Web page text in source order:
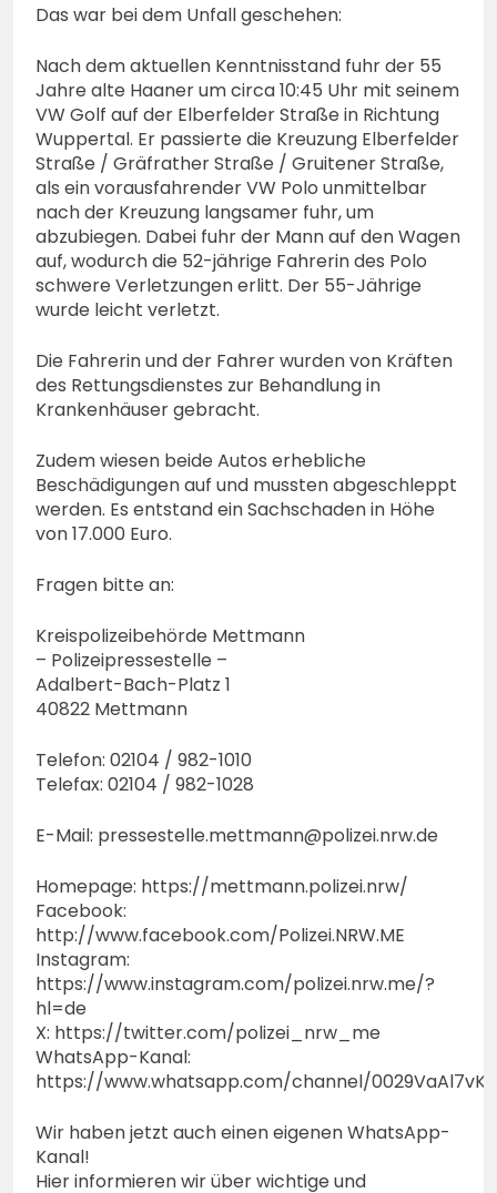
Das war bei dem Unfall geschehen:
Nach dem aktuellen Kenntnisstand fuhr der 55
Jahre alte Haaner um circa 10:45 Uhr mit seinem
VW Golf auf der Elberfelder Straße in Richtung
Wuppertal. Er passierte die Kreuzung Elberfelder
Straße / Gräfrather Straße / Gruitener Straße,
als ein vorausfahrender VW Polo unmittelbar
nach der Kreuzung langsamer fuhr, um
abzubiegen. Dabei fuhr der Mann auf den Wagen
auf, wodurch die 52-jährige Fahrerin des Polo
schwere Verletzungen erlitt. Der 55-Jährige
wurde leicht verletzt.
Die Fahrerin und der Fahrer wurden von Kräften
des Rettungsdienstes zur Behandlung in
Krankenhäuser gebracht.
Zudem wiesen beide Autos erhebliche
Beschädigungen auf und mussten abgeschleppt
werden. Es entstand ein Sachschaden in Höhe
von 17.000 Euro.
Fragen bitte an:
Kreispolizeibehörde Mettmann
– Polizeipressestelle –
Adalbert-Bach-Platz 1
40822 Mettmann
Telefon: 02104 / 982-1010
Telefax: 02104 / 982-1028
E-Mail: pressestelle.mettmann@polizei.nrw.de
Homepage: https://mettmann.polizei.nrw/
Facebook:
http://www.facebook.com/Polizei.NRW.ME
Instagram:
https://www.instagram.com/polizei.nrw.me/?
hl=de
X: https://twitter.com/polizei_nrw_me
WhatsApp-Kanal:
https://www.whatsapp.com/channel/
Wir haben jetzt auch einen eigenen WhatsApp-
Kanal!
Hier informieren wir über wichtige und